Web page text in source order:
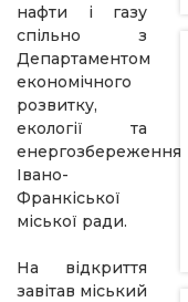
нафти і газу
спільно з
Департаментом
економічного
розвитку,
екології та
енергозбереження
Івано-
Франкіської
міської ради.
На відкриття
завітав міський